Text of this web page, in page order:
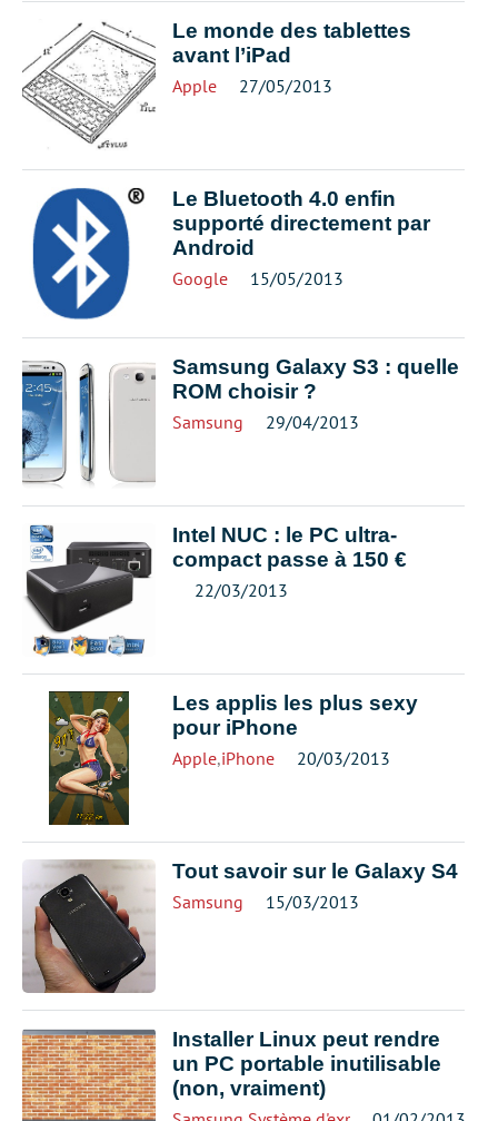
Le monde des tablettes
avant l’iPad
Apple 27/05/2013
Le Bluetooth 4.0 enfin
supporté directement par
Android
Google 15/05/2013
Samsung Galaxy S3 : quelle
ROM choisir ?
Samsung 29/04/2013
Intel NUC : le PC ultra-
compact passe à 150 €
22/03/2013
Les applis les plus sexy
pour iPhone
Apple,iPhone 20/03/2013
Tout savoir sur le Galaxy S4
Samsung 15/03/2013
Installer Linux peut rendre
un PC portable inutilisable
(non, vraiment)